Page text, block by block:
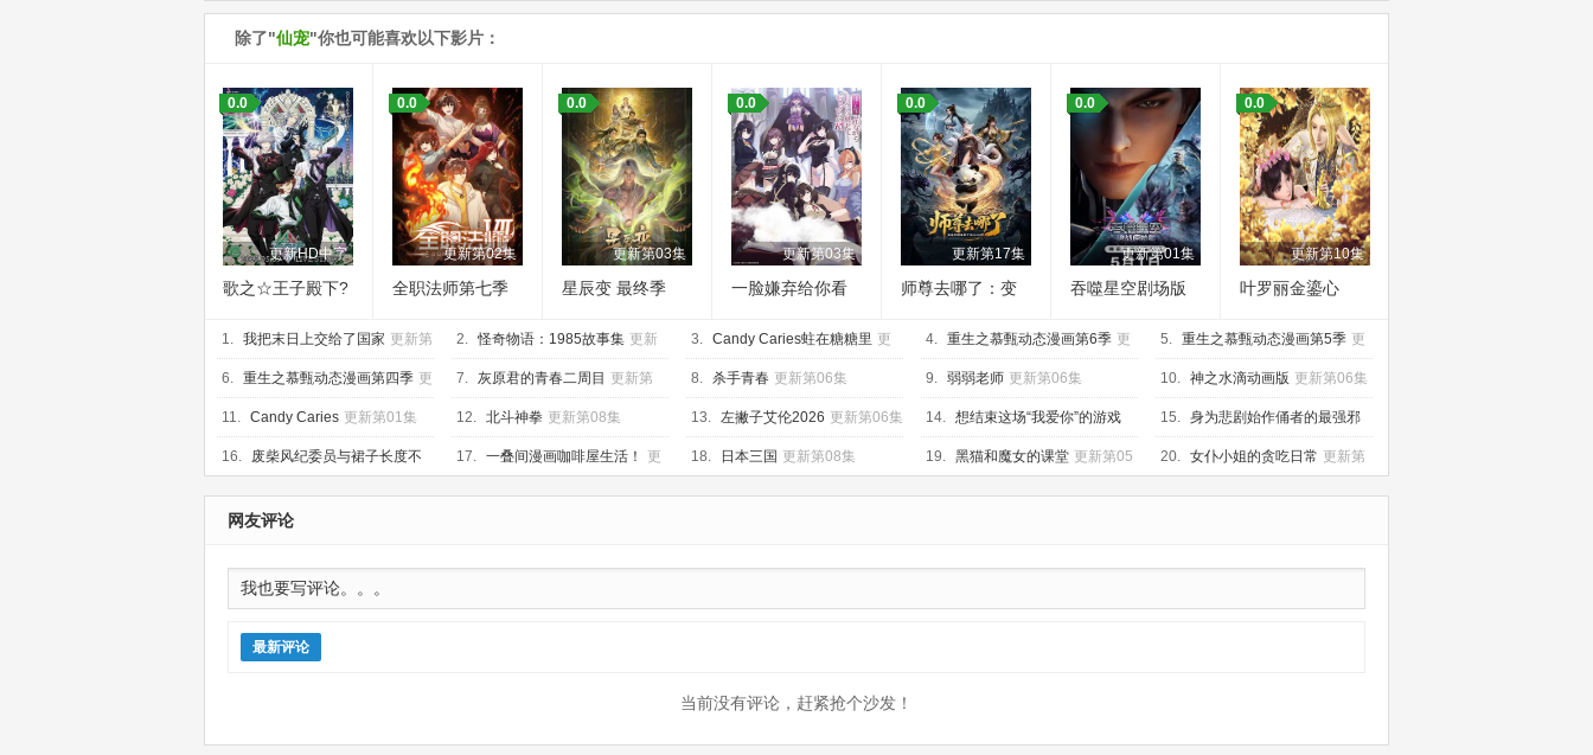
除了"仙宠"你也可能喜欢以下影片：
更新HD中字
0.0
歌之☆王子殿下?
XXXX剧场版
更新第02集
0.0
全职法师第七季
更新第03集
0.0
星辰变 最终季
更新第03集
0.0
一脸嫌弃给你看
更新第17集
0.0
师尊去哪了：变
儿rua秃
更新第01集
0.0
吞噬星空剧场版
更新第10集
0.0
叶罗丽金鎏心
1. 我把末日上交给了国家 更新第
17集
2. 怪奇物语：1985故事集 更新
第10集
3. Candy Caries蛀在糖糖里 更
新第05集
4. 重生之慕甄动态漫画第6季 更
新第40集
5. 重生之慕甄动态漫画第5季 更
新第20集
6. 重生之慕甄动态漫画第四季 更
新第20集
7. 灰原君的青春二周目 更新第
07集
8. 杀手青春 更新第06集 9. 弱弱老师 更新第06集 10. 神之水滴动画版 更新第06集
11. Candy Caries 更新第01集 12. 北斗神拳 更新第08集 13. 左撇子艾伦2026 更新第06集 14. 想结束这场“我爱你”的游戏
更新第05集
15. 身为悲剧始作俑者的最强邪
恶BOSS女王为民竭心尽力。第 更
新第06集
16. 废柴风纪委员与裙子长度不
合规的JK的故事 更新第06集
17. 一叠间漫画咖啡屋生活！ 更
新第06集
18. 日本三国 更新第08集 19. 黑猫和魔女的课堂 更新第05
集
20. 女仆小姐的贪吃日常 更新第
08集
网友评论
最新评论
当前没有评论，赶紧抢个沙发！